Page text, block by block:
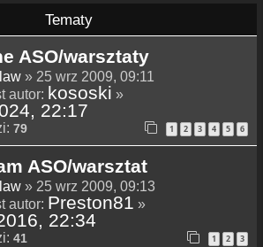
Tematy
ASO/warsztaty
» 25 wrz 2009, 09:11
autor: kososki »
22:17
79 1 2 3 4 5 6
ASO/warsztat
» 25 wrz 2009, 09:13
autor: Preston81 »
22:34
41 1 2 3